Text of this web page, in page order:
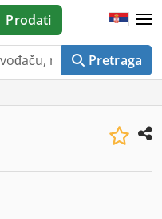
Pretraga
Prodati